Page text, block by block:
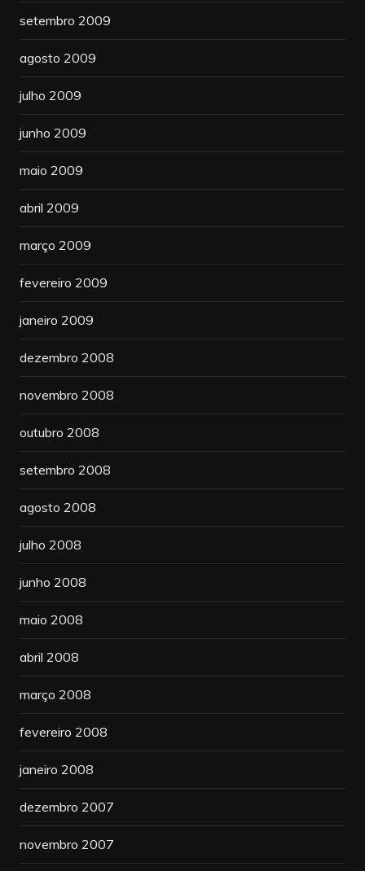
setembro 2009
agosto 2009
julho 2009
junho 2009
maio 2009
abril 2009
março 2009
fevereiro 2009
janeiro 2009
dezembro 2008
novembro 2008
outubro 2008
setembro 2008
agosto 2008
julho 2008
junho 2008
maio 2008
abril 2008
março 2008
fevereiro 2008
janeiro 2008
dezembro 2007
novembro 2007